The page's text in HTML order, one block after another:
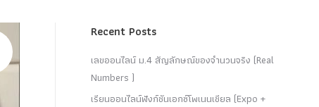
Recent Posts
เลขออนไลน์ ม.4 สัญลักษณ์ของจำนวนจริง (Real
Numbers )
เรียนออนไลน์ฟังก์ชันเอกซ์โพเนนเชียล (Expo +